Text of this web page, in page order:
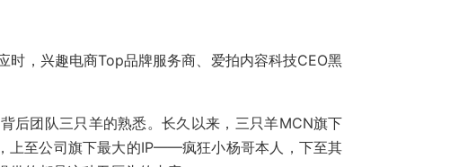
时，兴趣电商Top品牌服务商、爱拍内容科技CEO黑
后团队三只羊的熟悉。长久以来，三只羊MCN旗下
上至公司旗下最大的IP——疯狂小杨哥本人，下至其